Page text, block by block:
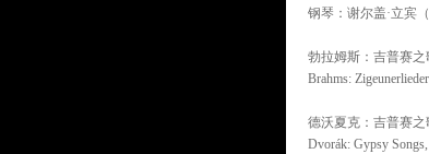
钢琴：谢尔盖·立宾（
勃拉姆斯：吉普赛之
Brahms:
德沃夏克：吉普赛之
Dvorák: Gypsy